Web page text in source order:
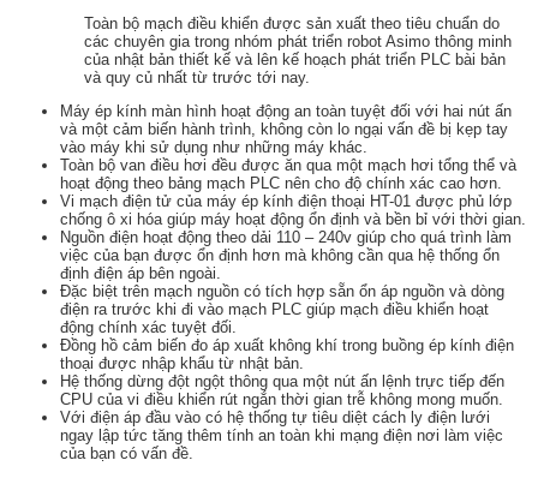
Toàn bộ mạch điều khiển được sản xuất theo tiêu chuẩn do
các chuyên gia trong nhóm phát triển robot Asimo thông minh
của nhật bản thiết kế và lên kế hoạch phát triển PLC bài bản
và quy củ nhất từ trước tới nay.
Máy ép kính màn hình hoạt động an toàn tuyệt đối với hai nút ấn
và một cảm biến hành trình, không còn lo ngại vấn đề bị kẹp tay
vào máy khi sử dụng như những máy khác.
Toàn bộ van điều hơi đều được ăn qua một mạch hơi tổng thể và
hoạt động theo bảng mạch PLC nên cho độ chính xác cao hơn.
Vi mạch điện tử của máy ép kính điện thoại HT-01 được phủ lớp
chống ô xi hóa giúp máy hoạt động ổn định và bền bỉ với thời gian.
Nguồn điện hoạt động theo dải 110 – 240v giúp cho quá trình làm
việc của bạn được ổn định hơn mà không cần qua hệ thống ổn
định điện áp bên ngoài.
Đặc biệt trên mạch nguồn có tích hợp sẵn ổn áp nguồn và dòng
điện ra trước khi đi vào mạch PLC giúp mạch điều khiển hoạt
động chính xác tuyệt đối.
Đồng hồ cảm biến đo áp xuất không khí trong buồng ép kính điện
thoại được nhập khẩu từ nhật bản.
Hệ thống dừng đột ngột thông qua một nút ấn lệnh trực tiếp đến
CPU của vi điều khiển rút ngắn thời gian trễ không mong muốn.
Với điện áp đầu vào có hệ thống tự tiêu diệt cách ly điện lưới
ngay lập tức tăng thêm tính an toàn khi mạng điện nơi làm việc
của bạn có vấn đề.